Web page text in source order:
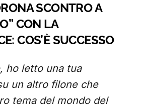
SCONTRO A
CON LA
COS’È SUCCESSO
ho letto una tua
un altro filone che
tema del mondo del